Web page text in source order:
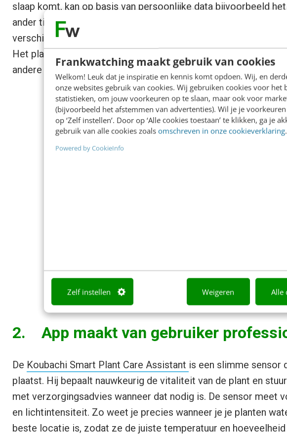
Frankwatching maakt gebruik van cookies
Welkom! Leuk dat je inspiratie en kennis komt opdoen. Wij, en
onze websites gebruik van cookies. Wij gebruiken cookies voor het
statistieken, om jouw voorkeuren op te slaan, maar ook voor
(bijvoorbeeld het afstemmen van advertenties). Wil je je
op ‘Zelf instellen’. Door op ‘Alle cookies toestaan’ te klikken, ga je
gebruik van alle cookies zoals omschreven in onze cookieverklaring.
Powered by CookieInfo
Zelf instellen Weigeren Alle
slaap komt, kan op basis van persoonlijke data bijvoorbeeld
ander tijdstip te gaan hardlopen. Juist in de combinatie van data
verschillende apparaten liggen de grootste mogelijkheden om
Het platform van Withings staat bovendien open voor
andere merken.
2. App maakt van gebruiker
De Koubachi Smart Plant Care Assistant is een slimme sensor
plaatst. Hij bepaalt nauwkeurig de vitaliteit van de plant en
met verzorgingsadvies wanneer dat nodig is. De sensor meet
en lichtintensiteit. Zo weet je precies wanneer je je planten
beste locatie is, zodat ze de juiste temperatuur en